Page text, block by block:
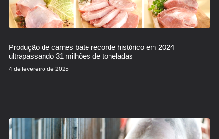
Produção de carnes bate recorde histórico em 2024,
ultrapassando 31 milhões de toneladas
4 de fevereiro de 2025